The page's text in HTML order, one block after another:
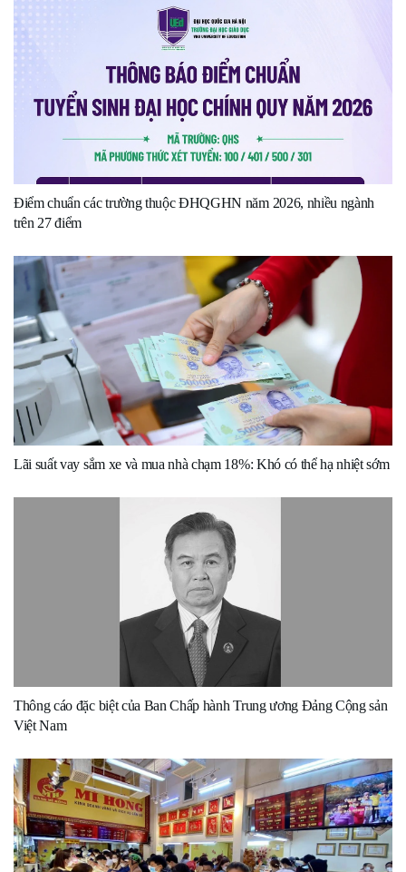
Điểm chuẩn các trường thuộc ĐHQGHN năm 2026, nhiều ngành
trên 27 điểm
Lãi suất vay sắm xe và mua nhà chạm 18%: Khó có thể hạ nhiệt sớm
Thông cáo đặc biệt của Ban Chấp hành Trung ương Đảng Cộng sản
Việt Nam